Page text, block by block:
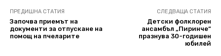
ПРЕДИШНА СТАТИЯ
Започва приемът на
документи за отпускане на
помощ на пчеларите
СЛЕДВАЩА СТАТИЯ
Детски фолклорен
ансамбъл „Пиринче“
празнува 30-годишен
юбилей